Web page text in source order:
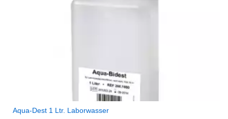
Aqua-Dest 1 Ltr. Laborwasser